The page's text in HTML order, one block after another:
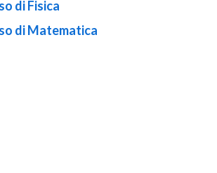
di Fisica
di Matematica